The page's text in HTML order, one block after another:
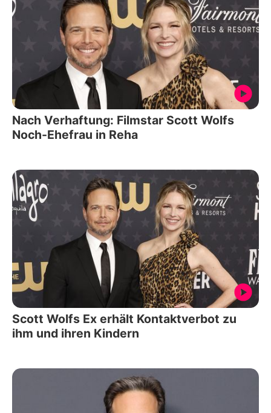
Nach Verhaftung: Filmstar Scott Wolfs
Noch-Ehefrau in Reha
Scott Wolfs Ex erhält Kontaktverbot zu
ihm und ihren Kindern